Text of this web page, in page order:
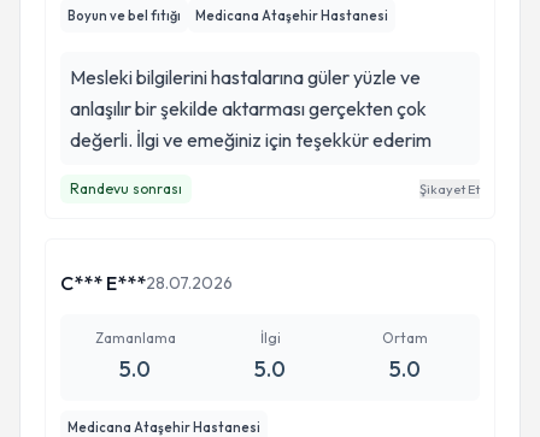
teşekkür ediyor, meslek hayatınızda
İyi ki sizin gibi değerli hekimler var. Hastanız
Ömer Faruk ölmez
Boyun ve bel fıtığı Medicana Ataşehir Hastanesi
Mesleki bilgilerini hastalarına güler yüzle ve
anlaşılır bir şekilde aktarması gerçekten çok
değerli. İlgi ve emeğiniz için teşekkür ederim
Randevu sonrası Şikayet Et
C*** E***28.07.2026
Zamanlama
5.0
İlgi
5.0
Ortam
5.0
Medicana Ataşehir Hastanesi